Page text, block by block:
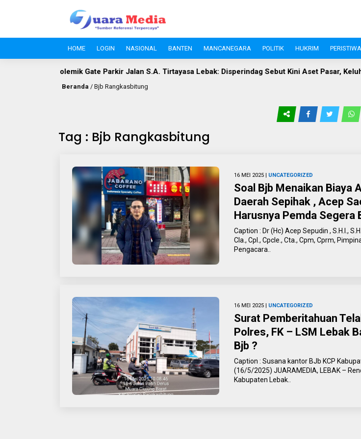
HOME LOGIN NASIONAL BANTEN MANCANEGARA POLITIK HUKRIM PERISTIWA
Polemik Gate Parkir Jalan S.A. Tirtayasa Lebak: Disperindag Sebut Kini Aset Pasar, Keluhan Warga
Beranda / Bjb Rangkasbitung
Tag : Bjb Rangkasbitung
16 MEI 2025 | UNCATEGORIZED
Soal Bjb Menaikan Biaya
Daerah Sepihak , Acep
Harusnya Pemda Segera
Caption : Dr (Hc) Acep Sepudin , S.H.I.,
Cla., Cpl., Cpcle., Cta., Cpm, Cprm,
Pengacara..
16 MEI 2025 | UNCATEGORIZED
Surat Pemberitahuan
Polres, FK – LSM Lebak
Bjb ?
Caption : Susana kantor BJb KCP
(16/5/2025) JUARAMEDIA, LEBAK –
Kabupaten Lebak..